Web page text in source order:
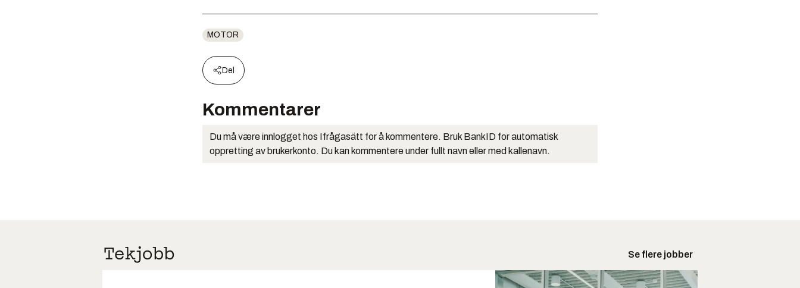
MOTOR
Del
Kommentarer
Du må være innlogget hos Ifrågasätt for å kommentere. Bruk BankID for automatisk
oppretting av brukerkonto. Du kan kommentere under fullt navn eller med kallenavn.
Se flere jobber